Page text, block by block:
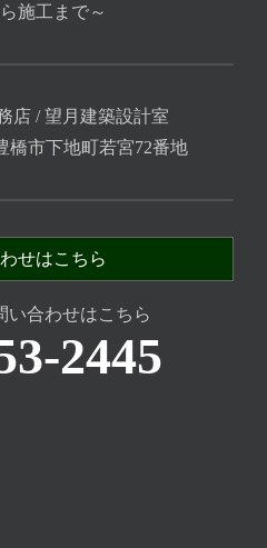
施工まで～
店 / 望月建築設計室
橋市下地町若宮72番地
せはこちら
い合わせはこちら
2445